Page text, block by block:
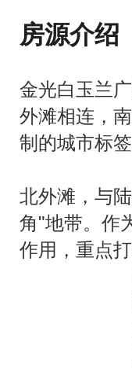
房源介绍
金光白玉兰
外滩相连，
制的城市标签
北外滩，与
角"地带。作
作用，重点